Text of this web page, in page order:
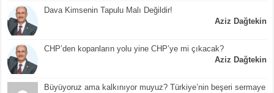
Dava Kimsenin Tapulu Malı Değildir!
Aziz Dağtekin
CHP’den kopanların yolu yine CHP’ye mi çıkacak?
Aziz Dağtekin
Büyüyoruz ama kalkınıyor muyuz? Türkiye’nin beşeri sermaye